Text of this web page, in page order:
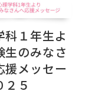
科１年生よ
生のみなさ
援メッセー
２５